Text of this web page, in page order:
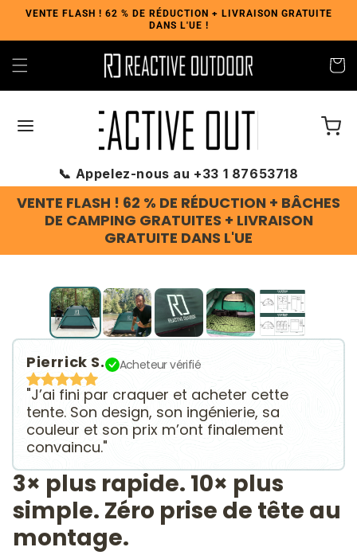
et
au
VENTE FLASH ! 62 % DE RÉDUCTION + LIVRAISON GRATUITE
DANS L'UE !
Panier
📞 Appelez-nous au +33 1 87653718
VENTE FLASH ! 62 % DE RÉDUCTION + BÂCHES
DE CAMPING GRATUITES + LIVRAISON
GRATUITE DANS L'UE
of5
Pierrick S. Acheteur vérifié
"J’ai fini par craquer et acheter cette
tente. Son design, son ingénierie, sa
couleur et son prix m’ont finalement
convaincu."
3× plus rapide. 10× plus
simple. Zéro prise de tête au
montage.